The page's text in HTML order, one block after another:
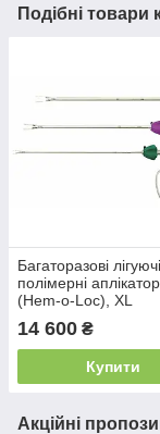
Подібні товари
Багаторазові лігуючі
полімерні
(Hem-o-Loc), XL
14 600 ₴
Купити
Акційні